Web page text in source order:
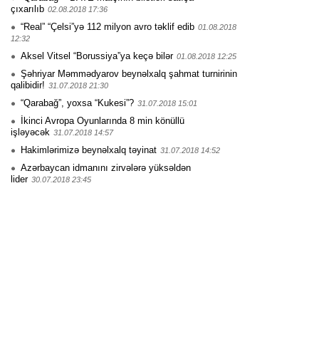
çıxarılıb 02.08.2018 17:36
“Real” “Çelsi”yə 112 milyon avro təklif edib 01.08.2018
12:32
Aksel Vitsel “Borussiya”ya keçə bilər 01.08.2018 12:25
Şəhriyar Məmmədyarov beynəlxalq şahmat turnirinin
qalibidir! 31.07.2018 21:30
“Qarabağ”, yoxsa “Kukesi”? 31.07.2018 15:01
İkinci Avropa Oyunlarında 8 min könüllü
işləyəcək 31.07.2018 14:57
Hakimlərimizə beynəlxalq təyinat 31.07.2018 14:52
Azərbaycan idmanını zirvələrə yüksəldən
lider 30.07.2018 23:45